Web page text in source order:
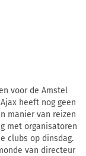
voor de Amstel
heeft nog geen
manier van reizen
met organisatoren
clubs op dinsdag.
van directeur